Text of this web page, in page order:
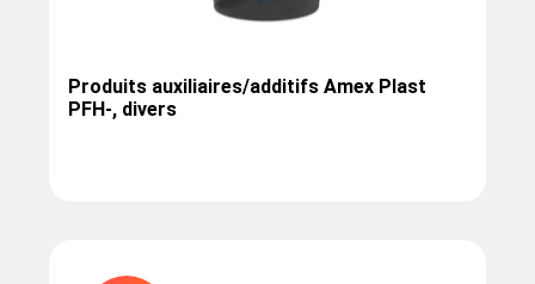
Produits auxiliaires/additifs Amex Plast
PFH-, divers